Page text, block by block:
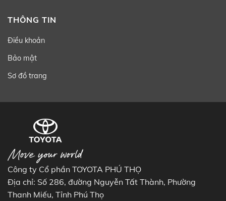
THÔNG TIN
Điều khoản
Bảo mật
Sơ đồ trang
Công ty Cổ phần TOYOTA PHÚ THỌ
Địa chỉ: Số 286, đường Nguyễn Tất Thành, Phường
Thanh Miếu, Tỉnh Phú Thọ